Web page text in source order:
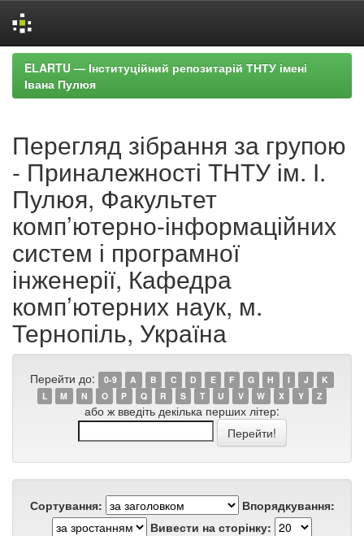
Skip
navigation
ELARTU — Інституційний репозитарій ТНТУ імені
Івана Пулюя
Перегляд зібрання за групою
- Приналежності ТНТУ ім. І.
Пулюя, Факультет
комп’ютерно-інформаційних
систем і програмної
інженерії, Кафедра
комп’ютерних наук, м.
Тернопіль, Україна
Перейти до: 0-9 A B C D E F G H I J
K
L
M N O P Q R S T U V W X Y Z
або ж введіть декілька перших літер:
Сортування:
Впорядкування:
Вивести на сторінку: